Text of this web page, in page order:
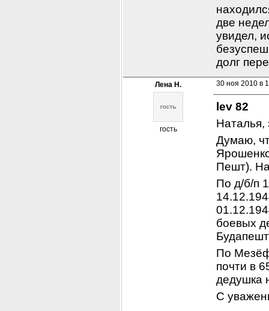
две
увидел,
долг
Лена Н.
гость
30 ноя 2010 в
lev 82
Наталья,
Думаю,
Пешт). На
По д/б/п
боевых
По
почти в
дедушка
С